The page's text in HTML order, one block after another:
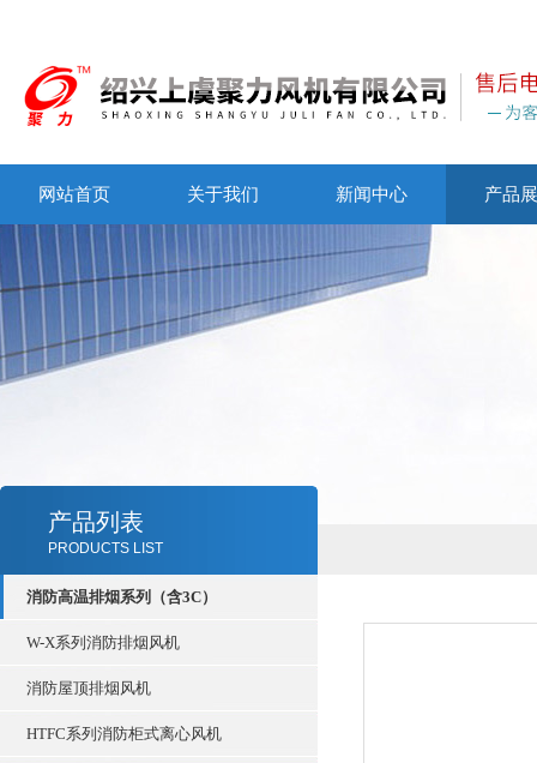
网站首页 关于我们 新闻中心 产品
产品列表
PRODUCTS LIST
消防高温排烟系列（含3C）
W-X系列消防排烟风机
消防屋顶排烟风机
HTFC系列消防柜式离心风机